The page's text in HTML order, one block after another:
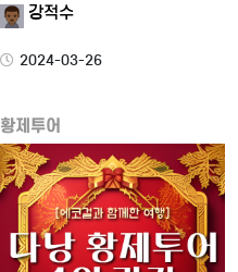
강적수
2024-03-26
황제투어